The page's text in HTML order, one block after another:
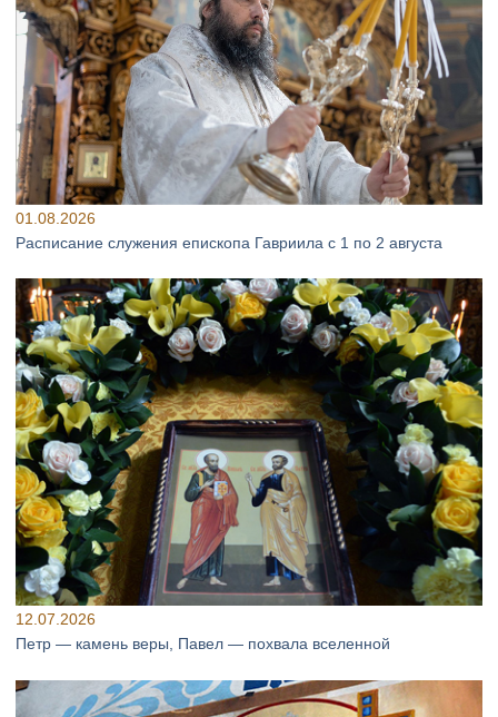
01.08.2026
Расписание служения епископа Гавриила с 1 по 2 августа
12.07.2026
Петр — камень веры, Павел — похвала вселенной